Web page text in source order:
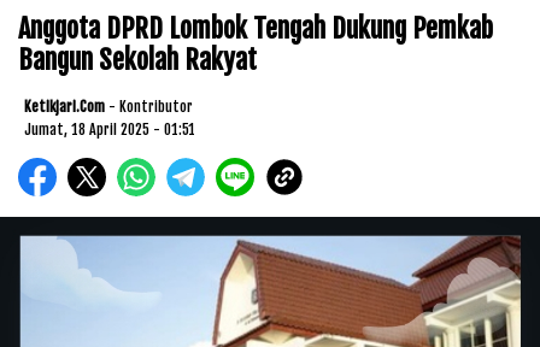
Anggota DPRD Lombok Tengah Dukung Pemkab
Bangun Sekolah Rakyat
Ketikjari.com - Kontributor
Jumat, 18 April 2025 - 01:51